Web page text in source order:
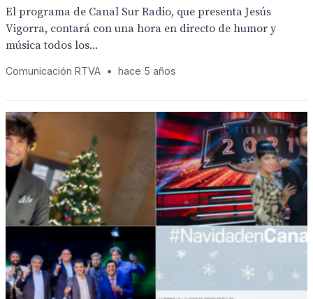
El programa de Canal Sur Radio, que presenta Jesús
Vigorra, contará con una hora en directo de humor y
música todos los...
Comunicación RTVA • hace 5 años